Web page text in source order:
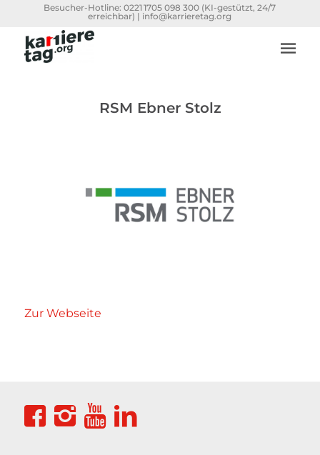
Besucher-Hotline:0221 1705 098 300 (KI-gestützt, 24/7
erreichbar) | info@karrieretag.org
RSM Ebner Stolz
Zur Webseite